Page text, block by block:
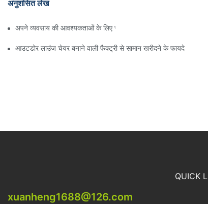
अनुशंसित लेख
अपने व्यवसाय की आवश्यकताओं के लिए सही बीच अम्ब्रेला वितरक ढूँढना
आउटडोर लाउंज चेयर बनाने वाली फैक्ट्री से सामान खरीदने के फायदे
xuanheng1688@126.com
QUICK